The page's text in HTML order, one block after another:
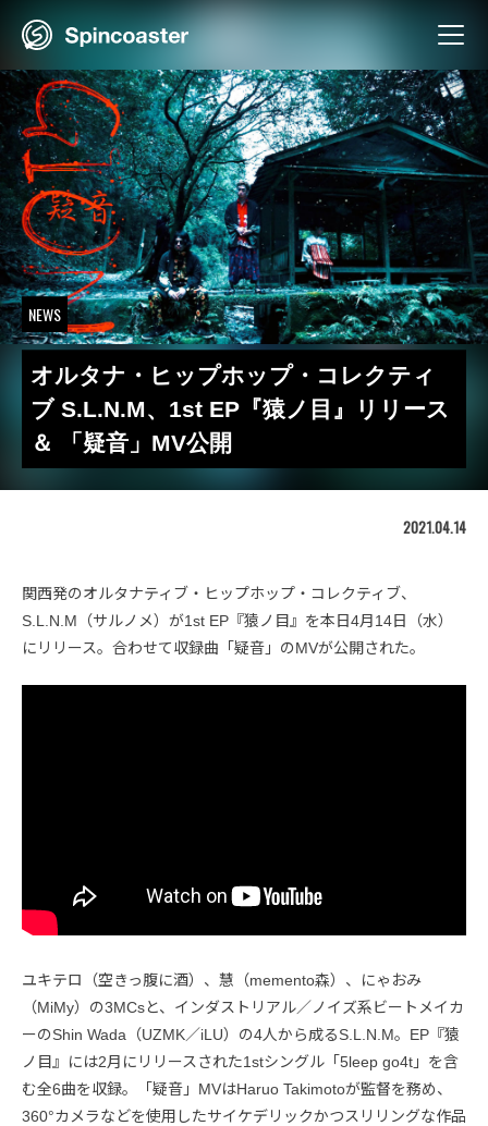
NEWS
オルタナ・ヒップホップ・コレクティ
ブ S.L.N.M、1st EP『猿ノ目』リリース
＆ 「疑音」MV公開
2021.04.14
関西発のオルタナティブ・ヒップホップ・コレクティブ、
S.L.N.M（サルノメ）が1st EP『猿ノ目』を本日4月14日（水）
にリリース。合わせて収録曲「疑音」のMVが公開された。
ユキテロ（空きっ腹に酒）、慧（memento森）、にゃおみ
（MiMy）の3MCsと、インダストリアル／ノイズ系ビートメイカ
ーのShin Wada（UZMK／iLU）の4人から成るS.L.N.M。EP『猿
ノ目』には2月にリリースされた1stシングル「5leep go4t」を含
む全6曲を収録。「疑音」MVはHaruo Takimotoが監督を務め、
360°カメラなどを使用したサイケデリックかつスリリングな作品